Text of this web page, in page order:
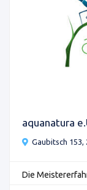
aquanatura
Gaubitsch 153,
Die